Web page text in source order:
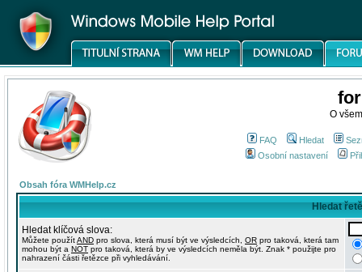
O
FAQ Hledat
Osobní nastavení
Obsah fóra WMHelp.cz
Hledat
Hledat klíčová slova:
Můžete použítAND pro slova, která musí být ve výsledcích, OR pro taková, která tam
mohou být a NOT pro taková, která by ve výsledcích neměla být. Znak * použijte pro
nahrazení části řetězce při vyhledávání.